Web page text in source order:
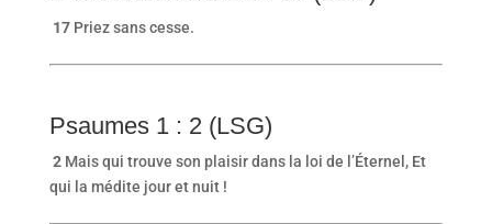
17Priez sans cesse.
Psaumes 1 : 2 (LSG)
2Mais qui trouve son plaisir dans la loi de l’Éternel, Et
qui la médite jour et nuit !